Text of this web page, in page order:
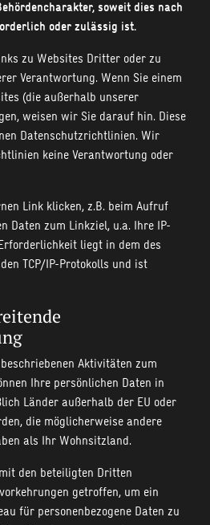
soweit dies nach
oder zulässig ist.
zu Websites Dritter oder zu
Verantwortung. Wenn Sie einem
(die außerhalb unserer
weisen wir Sie darauf hin. Diese
Datenschutzrichtlinien. Wir
keine Verantwortung oder
Link klicken, z.B. beim Aufruf
Daten zum Linkziel, u.a. Ihre IP-
liegt in dem des
TCP/IP-Protokolls und ist
Aktivitäten zum
Ihre persönlichen Daten in
Länder außerhalb der EU oder
die möglicherweise andere
als Ihr Wohnsitzland.
den beteiligten Dritten
getroffen, um ein
für personenbezogene Daten zu